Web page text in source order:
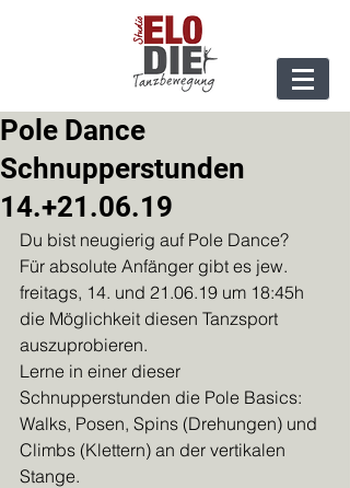
Pole Dance
Schnupperstunden
14.+21.06.19
Du bist neugierig auf Pole Dance?
Für absolute Anfänger gibt es jew.
freitags, 14. und 21.06.19 um 18:45h
die Möglichkeit diesen Tanzsport
auszuprobieren.
Lerne in einer dieser
Schnupperstunden die Pole Basics:
Walks, Posen, Spins (Drehungen) und
Climbs (Klettern) an der vertikalen
Stange.